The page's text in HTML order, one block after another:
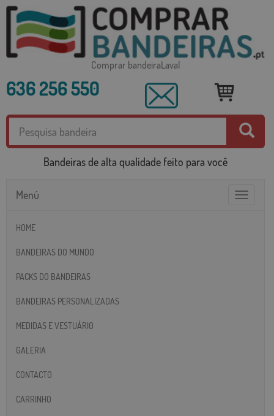
Comprar bandeiraLaval
636 256 550
Bandeiras de alta qualidade feito para você
Toggle
Menú
HOME
BANDEIRAS DO MUNDO
PACKS DO BANDEIRAS
BANDEIRAS PERSONALIZADAS
MEDIDAS E VESTUÁRIO
GALERIA
CONTACTO
CARRINHO